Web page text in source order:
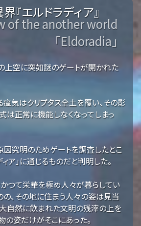
『エルドラディア』
of the another world
「Eldoradia」
上空に突如謎のゲートが開かれた
気はクリプタス全土を覆い、その影
は正常に機能しなくなってしまっ
因究明のためゲートを調査したとこ
ィア」に通じるものだと判明した。
つて栄華を極め人々が暮らしてい
、その地に住まう人々の姿は見当
大自然に飲まれた文明の残滓の上を
姿だけがそこにあった。